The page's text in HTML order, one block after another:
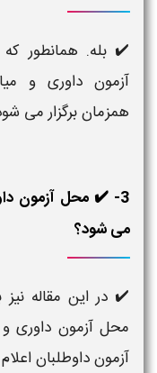
✔️ بله. همانطور که
آزمون داوری و
همزمان برگزار می
3- ✔️ محل آزمون
می شود؟
✔️ در این مقاله
محل آزمون داوری و
آزمون داوطلبان